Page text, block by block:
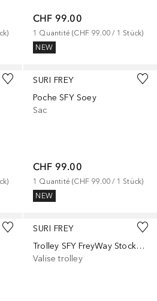
)
CHF 99.00
1 Quantité (CHF 99.00 / 1 Stück)
NEW
)
SURI FREY
Poche SFY Soey
Sac
CHF 99.00
1 Quantité (CHF 99.00 / 1 Stück)
NEW
SURI FREY
Trolley SFY FreyWay Stockholm
Valise trolley